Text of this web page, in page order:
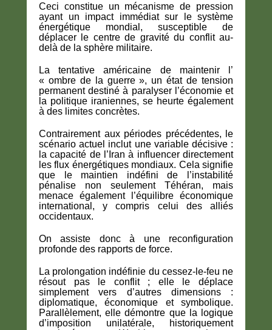
Ceci constitue un mécanisme de pression
ayant un impact immédiat sur le système
énergétique mondial, susceptible de
déplacer le centre de gravité du conflit au-
delà de la sphère militaire.
La tentative américaine de maintenir l’
« ombre de la guerre », un état de tension
permanent destiné à paralyser l’économie et
la politique iraniennes, se heurte également
à des limites concrètes.
Contrairement aux périodes précédentes, le
scénario actuel inclut une variable décisive :
la capacité de l’Iran à influencer directement
les flux énergétiques mondiaux. Cela signifie
que le maintien indéfini de l’instabilité
pénalise non seulement Téhéran, mais
menace également l’équilibre économique
international, y compris celui des alliés
occidentaux.
On assiste donc à une reconfiguration
profonde des rapports de force.
La prolongation indéfinie du cessez-le-feu ne
résout pas le conflit ; elle le déplace
simplement vers d’autres dimensions :
diplomatique, économique et symbolique.
Parallèlement, elle démontre que la logique
d’imposition unilatérale, historiquement